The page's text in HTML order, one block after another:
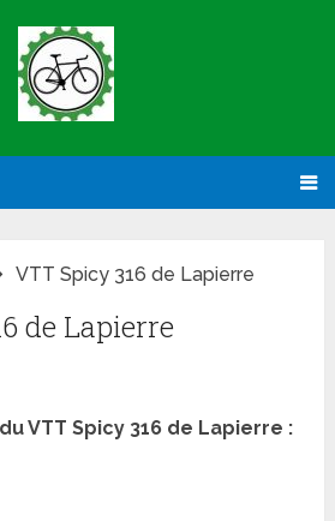
VTT Spicy 316 de Lapierre
de Lapierre
VTT Spicy 316 de Lapierre :